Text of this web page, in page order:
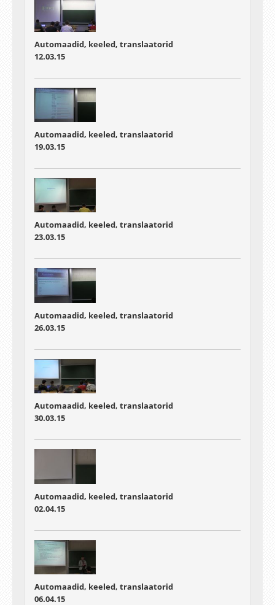
Automaadid, keeled, translaatorid
12.03.15
Automaadid, keeled, translaatorid
19.03.15
Automaadid, keeled, translaatorid
23.03.15
Automaadid, keeled, translaatorid
26.03.15
Automaadid, keeled, translaatorid
30.03.15
Automaadid, keeled, translaatorid
02.04.15
Automaadid, keeled, translaatorid
06.04.15